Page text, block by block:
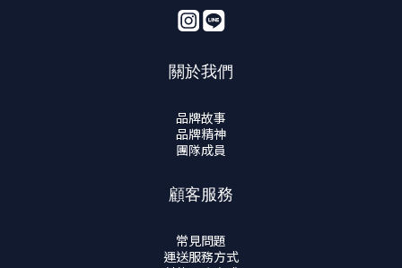
關於我們
品牌故事
品牌精神
團隊成員
顧客服務
常見問題
運送服務方式